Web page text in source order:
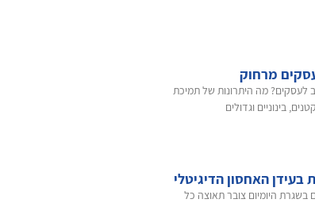
מרחוק
לעסקים? מה היתרונות של תמיכת
בינוניים וגדולים
בעידן האחסון הדיגיטלי
בשגרת היומיום צובר תאוצה כל